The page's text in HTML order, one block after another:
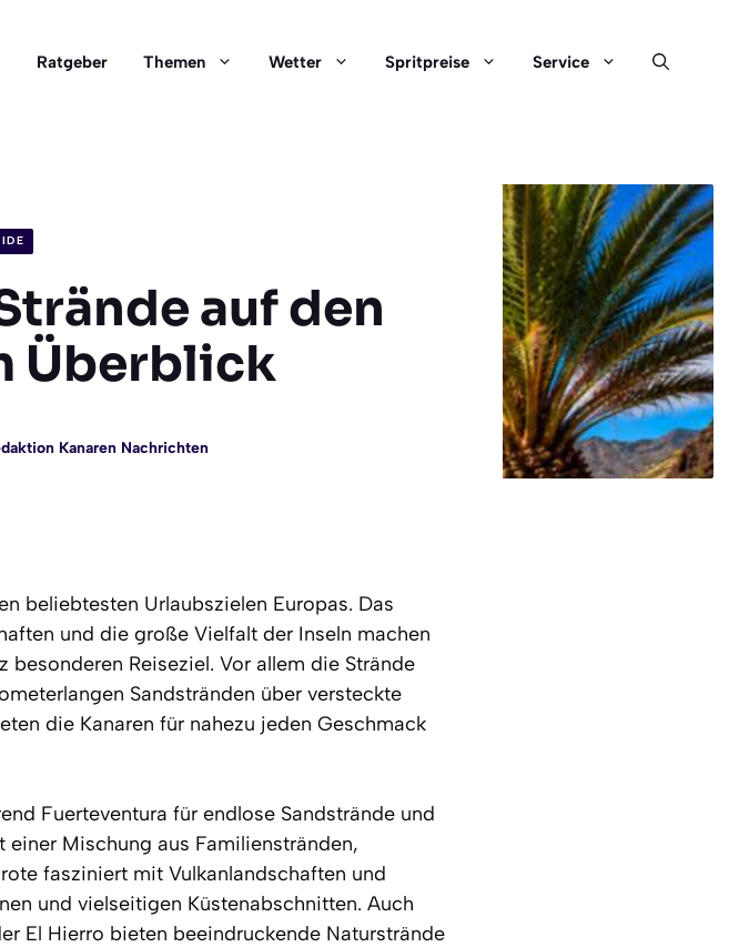
Ratgeber Themen Wetter Spritpreise Service
auf den
Überblick
Kanaren Nachrichten
beliebtesten Urlaubszielen Europas. Das
und die große Vielfalt der Inseln machen
Reiseziel. Vor allem die Strände
Sandstränden über versteckte
die Kanaren für nahezu jeden Geschmack
Fuerteventura für endlose Sandstrände und
Mischung aus Familienstränden,
fasziniert mit Vulkanlandschaften und
und vielseitigen Küstenabschnitten. Auch
El Hierro bieten beeindruckende Naturstrände